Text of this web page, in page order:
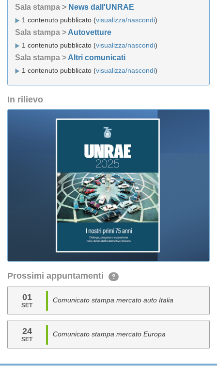
Sala stampa > News dall'UNRAE
1 contenuto pubblicato (visualizza/nascondi)
Sala stampa > Autovetture
1 contenuto pubblicato (visualizza/nascondi)
Sala stampa > Altri comunicati
1 contenuto pubblicato (visualizza/nascondi)
In rilievo
Prossimi appuntamenti ?
01
SET
Comunicato stampa mercato auto Italia
24
SET
Comunicato stampa mercato Europa